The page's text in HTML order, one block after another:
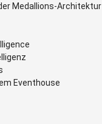
Medallions-Architektur
Eventhouse